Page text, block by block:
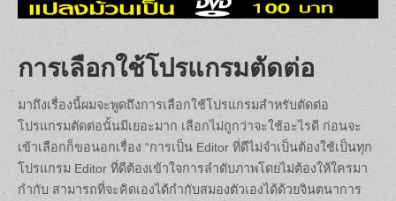
การเลือกใช้โปรแกรมตัดต่อ
มาถึงเรื่องนี้ผมจะพูดถึงการเลือกใช้โปรแกรมสำหรับตัดต่อ
โปรแกรมตัดต่อนั้นมีเยอะมาก เลือกไม่ถูกว่าจะใช้อะไรดี ก่อนจะ
เข้าเลือกก็ขอนอกเรื่อง “การเป็น Editor ที่ดีไม่จำเป็นต้องใช้เป็นทุก
โปรแกรม Editor ที่ดีต้องเข้าใจการลำดับภาพโดยไม่ต้องให้ใครมา
กำกับ สามารถที่จะคิดเองได้กำกับสมองตัวเองได้ด้วยจินตนาการ